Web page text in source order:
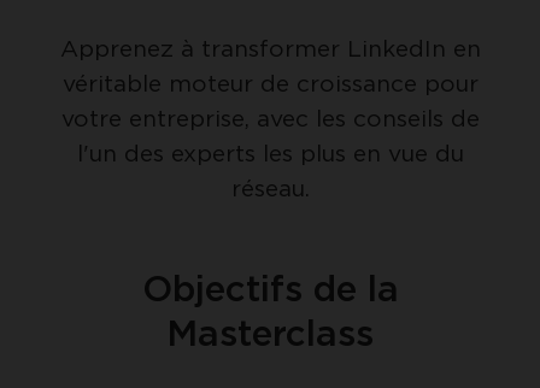
Apprenez à transformer LinkedIn en
véritable moteur de croissance pour
votre entreprise, avec les conseils de
l'un des experts les plus en vue du
réseau.
Objectifs de la
Masterclass